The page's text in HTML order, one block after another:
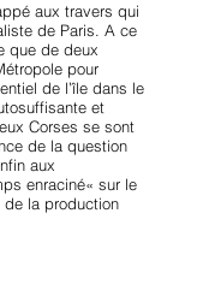
aux travers qui
de Paris. A ce
que de deux
pour
de l’île dans le
et
Corses se sont
de la question
aux
enraciné« sur le
de la production